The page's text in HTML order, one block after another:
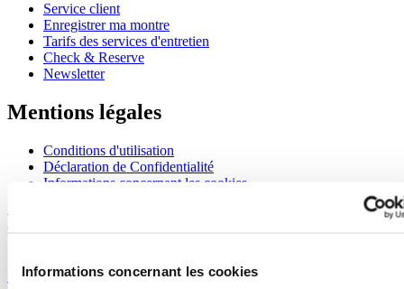
Informations concernant les cookies
Service client
Enregistrer ma montre
Tarifs des services d'entretien
Check & Reserve
Newsletter
Mentions légales
Conditions d'utilisation
Déclaration de Confidentialité
Informations concernant les cookies
Rejoignez le club CERTINA
S'inscrire